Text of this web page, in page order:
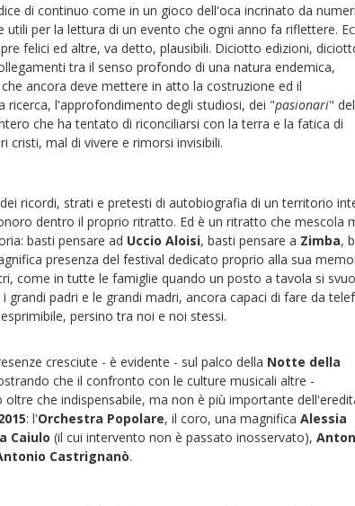
di continuo come in un gioco dell'oca incrinato da numeri
per la lettura di un evento che ogni anno fa riflettere.
felici ed altre, va detto, plausibili. Diciotto edizioni,
tra il senso profondo di una natura endemica,
ancora deve mettere in atto la costruzione ed il
l'approfondimento degli studiosi, dei "pasionari"
che ha tentato di riconciliarsi con la terra e la fatica di
cristi, mal di vivere e rimorsi invisibili.
ricordi, strati e pretesti di autobiografia di un territorio
dentro il proprio ritratto. Ed è un ritratto che mescola
basti pensare ad Uccio Aloisi, basti pensare a Zimba,
presenza del festival dedicato proprio alla sua
come in tutte le famiglie quando un posto a tavola si
padri e le grandi madri, ancora capaci di fare da
persino tra noi e noi stessi.
cresciute - è evidente - sul palco della Notte della
che il confronto con le culture musicali altre -
che indispensabile, ma non è più importante
: l'Orchestra Popolare, il coro, una magnifica Alessia
Caiulo (il cui intervento non è passato inosservato),
Castrignanò.